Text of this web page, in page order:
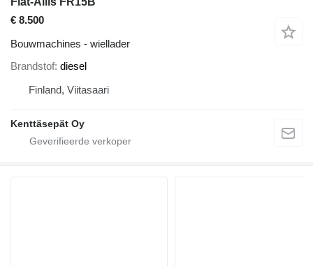
€ 8.500
Bouwmachines - wiellader
Brandstof diesel
Finland, Viitasaari
Kenttäsepät Oy